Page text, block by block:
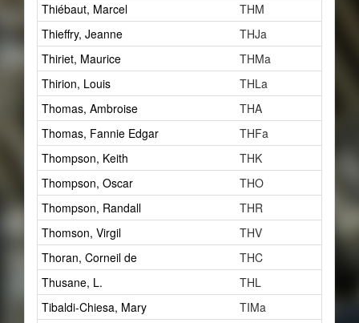
Thiébaut, Marcel
THM
Thieffry, Jeanne
THJa
Thiriet, Maurice
THMa
Thirion, Louis
THLa
Thomas, Ambroise
THA
Thomas, Fannie Edgar
THFa
Thompson, Keith
THK
Thompson, Oscar
THO
Thompson, Randall
THR
Thomson, Virgil
THV
23
Thoran, Corneil de
THC
Thusane, L.
THL
Tibaldi-Chiesa, Mary
TIMa